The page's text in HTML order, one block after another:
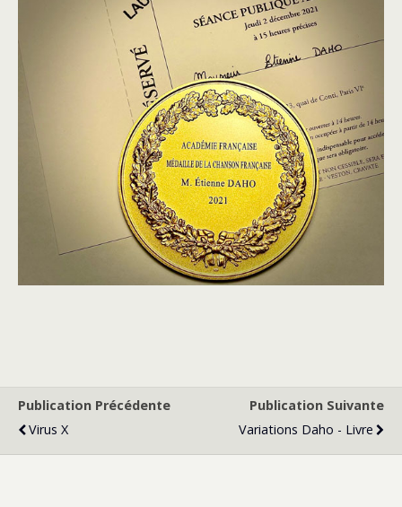
Publication Précédente
Virus X
Publication Suivante
Variations Daho - Livre